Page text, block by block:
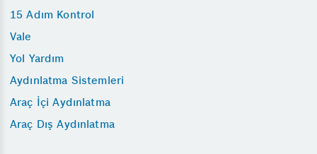
15 Adım Kontrol
Vale
Yol Yardım
Aydınlatma Sistemleri
Araç İçi Aydınlatma
Araç Dış Aydınlatma